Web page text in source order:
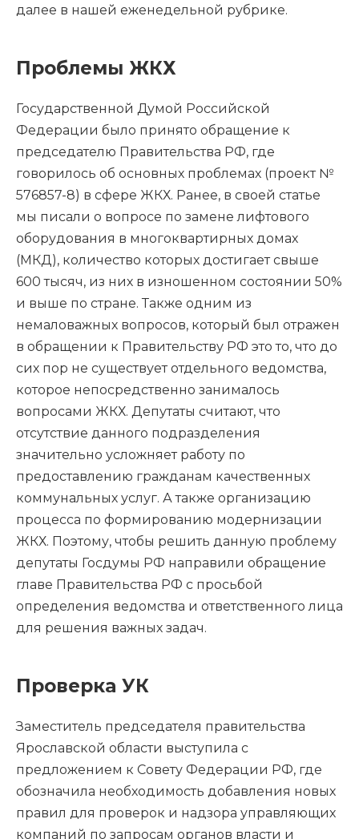
далее в нашей еженедельной рубрике.
Проблемы ЖКХ
Государственной Думой Российской
Федерации было принято обращение к
председателю Правительства РФ, где
говорилось об основных проблемах (проект №
576857-8) в сфере ЖКХ. Ранее, в своей статье
мы писали о вопросе по замене лифтового
оборудования в многоквартирных домах
(МКД), количество которых достигает свыше
600 тысяч, из них в изношенном состоянии 50%
и выше по стране. Также одним из
немаловажных вопросов, который был отражен
в обращении к Правительству РФ это то, что до
сих пор не существует отдельного ведомства,
которое непосредственно занималось
вопросами ЖКХ. Депутаты считают, что
отсутствие данного подразделения
значительно усложняет работу по
предоставлению гражданам качественных
коммунальных услуг. А также организацию
процесса по формированию модернизации
ЖКХ. Поэтому, чтобы решить данную проблему
депутаты Госдумы РФ направили обращение
главе Правительства РФ с просьбой
определения ведомства и ответственного лица
для решения важных задач.
Проверка УК
Заместитель председателя правительства
Ярославской области выступила с
предложением к Совету Федерации РФ, где
обозначила необходимость добавления новых
правил для проверок и надзора управляющих
компаний по запросам органов власти и